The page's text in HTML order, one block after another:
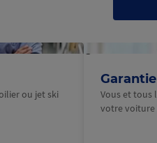
ou jet ski
Vous et tous
votre voiture
@Macif